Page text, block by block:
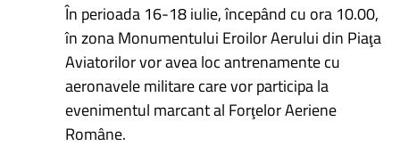
În perioada 16-18 iulie, începând cu ora 10.00,
în zona Monumentului Eroilor Aerului din Piaţa
Aviatorilor vor avea loc antrenamente cu
aeronavele militare care vor participa la
evenimentul marcant al Forţelor Aeriene
Române.